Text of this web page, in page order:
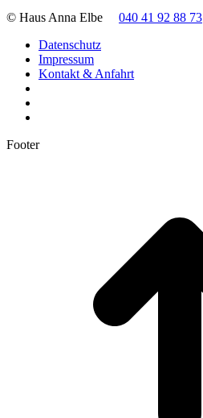
© Haus Anna Elbe 040 41 92 88 73
Datenschutz
Impressum
Kontakt & Anfahrt
Footer